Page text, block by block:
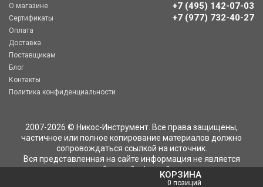
КОРЗИНА
0 позиций
О магазине
Сертификаты
Оплата
Доставка
Поставщикам
Блог
Контакты
Политика конфиденциальности
+7 (495) 142-07-03
‎‎+7 (977) 732-40-27
2007-2026 © Никос-Инструмент. Все права защищены,
частичное или полное копирование материалов должно
сопровождаться ссылкой на источник.
Вся представленная на сайте информация не является
публичной офертой